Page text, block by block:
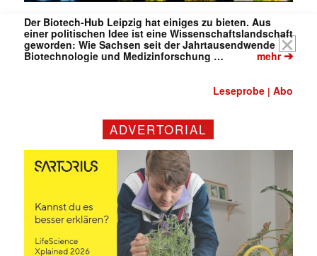
Der Biotech-Hub Leipzig hat einiges zu bieten. Aus
einer politischen Idee ist eine Wissenschaftslandschaft
geworden: Wie Sachsen seit der Jahrtausendwende
Biotechnologie und Medizinforschung …
mehr➔
Leseprobe |Abo
ADVERTORIAL